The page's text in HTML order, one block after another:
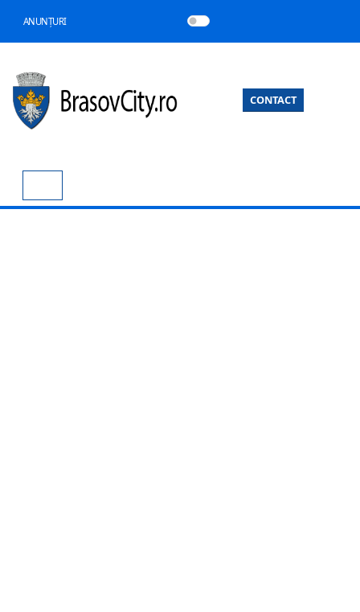
ANUNȚURI
CONTACT